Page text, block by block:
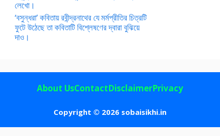
লেখো।
‘বসুন্ধরা’ কবিতায় রবীন্দ্রনাথের যে মর্মপ্রীতির চিত্রটি
ফুটে উঠেছে তা কবিতাটি বিশ্লেষণের দ্বারা বুঝিয়ে
দাও।
Copyright © 2026 sobaisikhi.in
About UsContactDisclaimerPrivacy